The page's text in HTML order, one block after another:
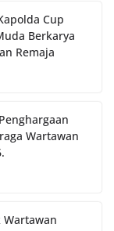
Cup
Berkarya
Remaja
Wartawan
Wartawan